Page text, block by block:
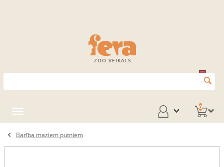
ZOO VEIKALS
0
Barība maziem putniem